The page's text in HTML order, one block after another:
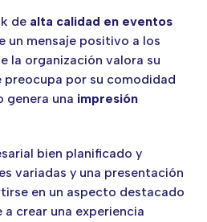
de alta calidad en eventos
un mensaje positivo a los
la organización valora su
preocupa por su comodidad
genera una impresión
bien planificado y
variadas y una presentación
en un aspecto destacado
crear una experiencia